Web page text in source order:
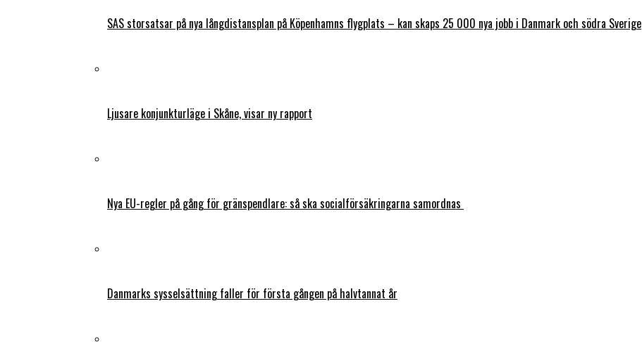
SAS storsatsar på nya långdistansplan på Köpenhamns flygplats – kan skaps 25 000 nya jobb i Danmark och södra Sverige
Ljusare konjunkturläge i Skåne, visar ny rapport
Nya EU-regler på gång för gränspendlare: så ska socialförsäkringarna samordnas
Danmarks sysselsättning faller för första gången på halvtannat år